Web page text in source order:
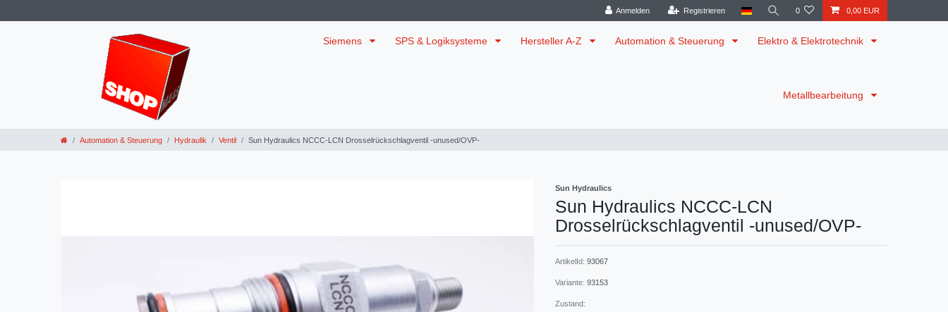
Anmelden Registrieren 0 0,00 EUR
Siemens SPS & Logiksysteme Hersteller A-Z Automation & Steuerung Elektro & Elektrotechnik
Metallbearbeitung
Automation & Steuerung Hydraulik Ventil Sun Hydraulics NCCC-LCN Drosselrückschlagventil -unused/OVP-
Sun Hydraulics
Sun Hydraulics NCCC-LCN
Drosselrückschlagventil -unused/OVP-
ArtikelId: 93067
Variante: 93153
Zustand: